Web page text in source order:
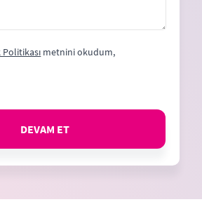
Politikası metnini okudum,
DEVAM ET